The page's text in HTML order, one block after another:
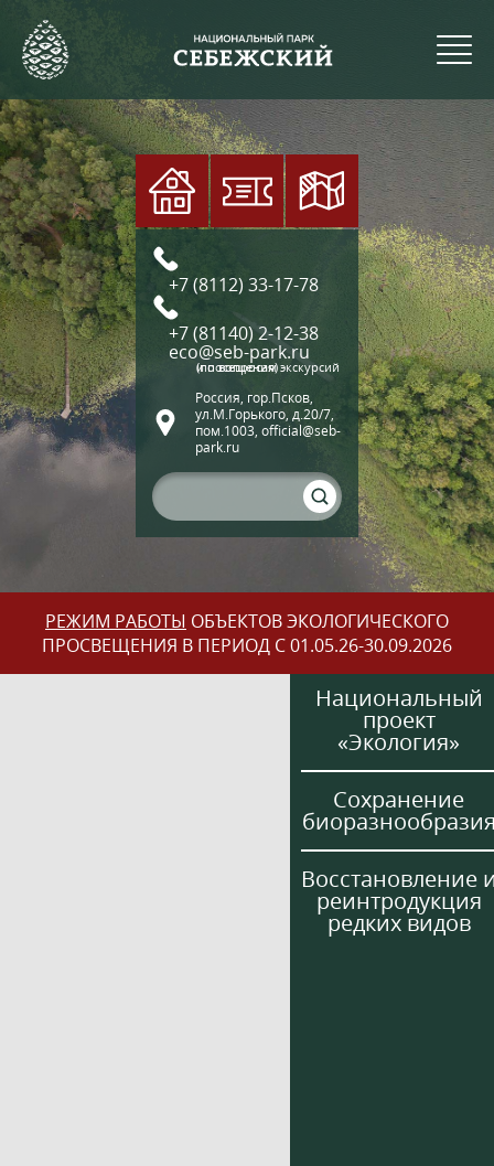
+7 (8112) 33-17-78
+7 (81140) 2-12-38
eco@seb-park.ru
(по вопросам экскурсий и посещения)
Россия, гор.Псков,
ул.М.Горького, д.20/7,
пом.1003, official@seb-
park.ru
РЕЖИМ РАБОТЫ ОБЪЕКТОВ ЭКОЛОГИЧЕСКОГО
ПРОСВЕЩЕНИЯ В ПЕРИОД С 01.05.26-30.09.2026
Национальный
проект
«Экология»
Сохранение
Восстановление
реинтродукция
редких видов